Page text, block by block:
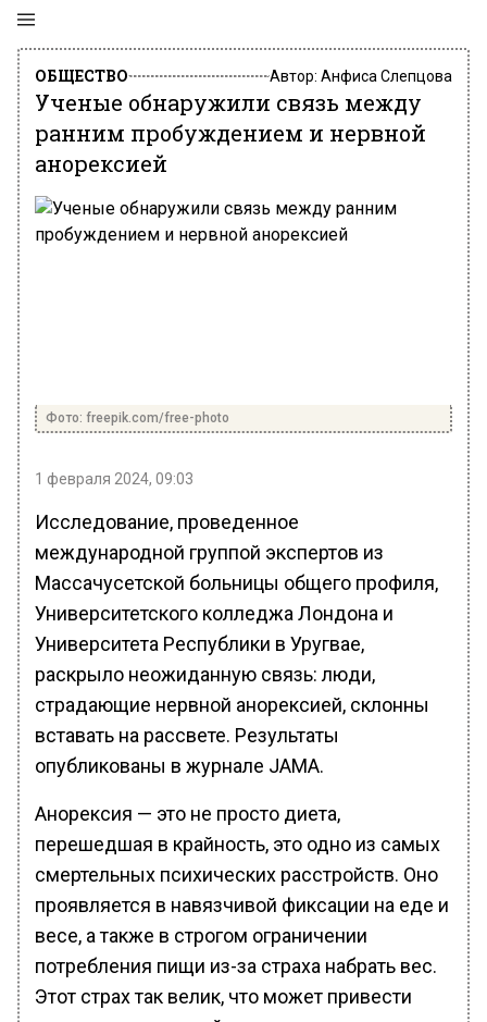
ОБЩЕСТВО Автор: Анфиса Слепцова
Ученые обнаружили связь между
ранним пробуждением и нервной
анорексией
Фото: freepik.com/free-photo
1 февраля 2024, 09:03
Исследование, проведенное
международной группой экспертов из
Массачусетской больницы общего профиля,
Университетского колледжа Лондона и
Университета Республики в Уругвае,
раскрыло неожиданную связь: люди,
страдающие нервной анорексией, склонны
вставать на рассвете. Результаты
опубликованы в журнале JAMA.
Анорексия — это не просто диета,
перешедшая в крайность, это одно из самых
смертельных психических расстройств. Оно
проявляется в навязчивой фиксации на еде и
весе, а также в строгом ограничении
потребления пищи из-за страха набрать вес.
Этот страх так велик, что может привести